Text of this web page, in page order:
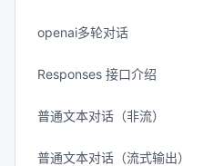
openai多轮对话
Responses 接口介绍
普通文本对话（非流）
普通文本对话（流式输出）